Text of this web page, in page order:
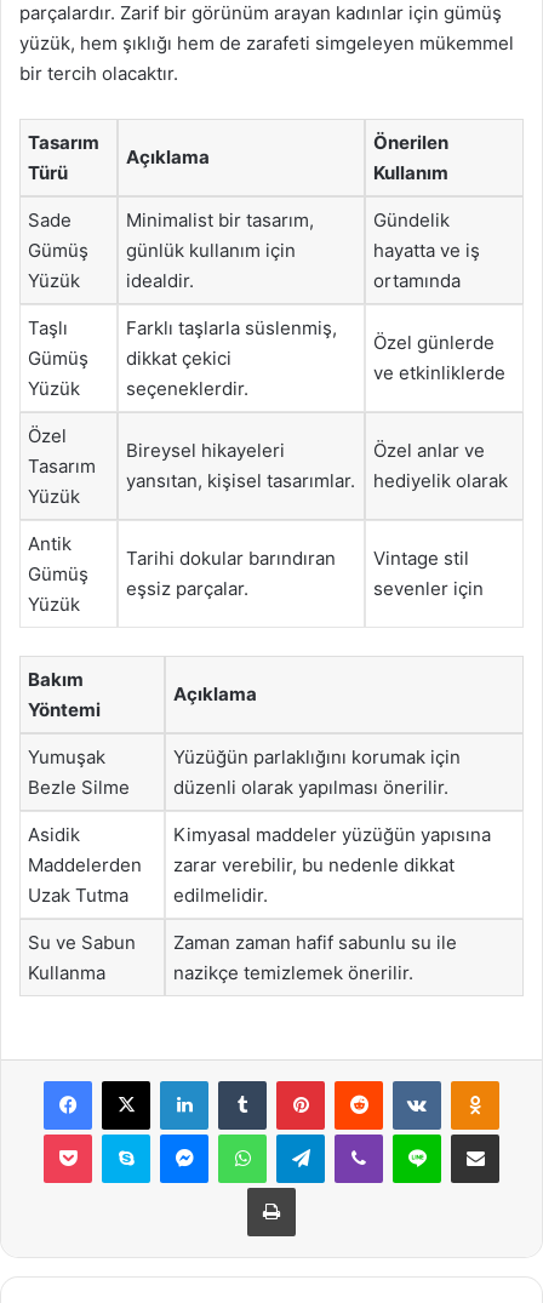
parçalardır. Zarif bir görünüm arayan kadınlar için gümüş
yüzük, hem şıklığı hem de zarafeti simgeleyen mükemmel
bir tercih olacaktır.
Tasarım
Türü
Açıklama
Önerilen
Kullanım
Sade
Gümüş
Yüzük
Minimalist bir tasarım,
günlük kullanım için
idealdir.
Gündelik
hayatta ve iş
ortamında
Taşlı
Gümüş
Yüzük
Farklı taşlarla süslenmiş,
dikkat çekici
seçeneklerdir.
Özel günlerde
ve etkinliklerde
Özel
Tasarım
Yüzük
Bireysel hikayeleri
yansıtan, kişisel tasarımlar.
Özel anlar ve
hediyelik olarak
Antik
Gümüş
Yüzük
Tarihi dokular barındıran
eşsiz parçalar.
Vintage stil
sevenler için
Bakım
Yöntemi
Açıklama
Yumuşak
Bezle Silme
Yüzüğün parlaklığını korumak için
düzenli olarak yapılması önerilir.
Asidik
Maddelerden
Uzak Tutma
Kimyasal maddeler yüzüğün yapısına
zarar verebilir, bu nedenle dikkat
edilmelidir.
Su ve Sabun
Kullanma
Zaman zaman hafif sabunlu su ile
nazikçe temizlemek önerilir.
Facebook
X LinkedInTumblr PinterestReddit VKontakte
Pocket Skype MessengerWhatsAppTelegramViber Line E-Posta ile
Yazdır